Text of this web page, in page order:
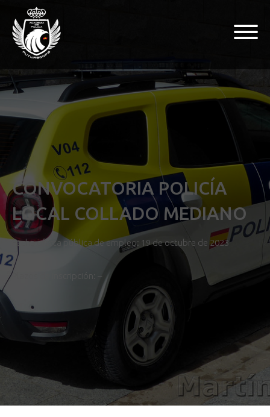
CONVOCATORIA POLICÍA
LOCAL COLLADO MEDIANO
Fecha oferta pública de empleo: 19 de octubre de 2023
Plazos de inscripción: –